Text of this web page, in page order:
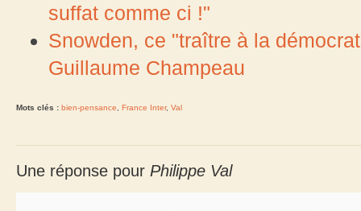
suffat comme ci !"
Snowden, ce "traître à la
Guillaume Champeau
Mots clés : bien-pensance France Inter, Val
Une réponse pour Philippe Val